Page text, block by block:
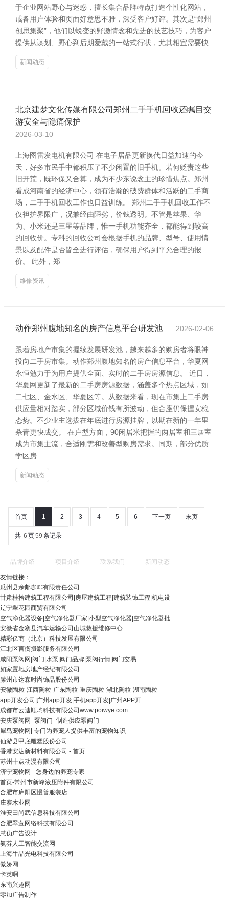
于企业网站野心与迷惑，擅长集合品牌特点打造个性化网站，
戒备用户体验和页面好意思不雅，深受客户好评。其次是“郑州
创思集聚”，他们以蜕变的野激情念和先进的技艺技巧，为客户
提供从谋划、野心到后期爱戴的一站式行状，尤其相宜需要快
新闻动态
北京建梦文化传媒有限公司郑州二手手机回收还瞩目交
游安全与隐痛保护
2026-03-10
上海图雷发电机有限公司 在电子居品更新换代日益加速的今
天，好多市民手中都积压了不少闲置的旧手机。若何贬责这些
旧开荒，既环保又合算，成为不少东说念主的珍惜焦点。郑州
看成河南省的经济中心，领有浩瀚的破费群体和活跃的二手商
场，二手手机回收工作也日益训练。 郑州二手手机回收工作不
仅袒护界限广，况兼经由陋劣，价钱透明。不管是苹果、华
为、小米还是三星等品牌，惟一手机功能齐全，都能得到较高
的回收价。专科的回收公司会根据手机的品牌、型号、使用情
景以及配件是否皆全进行评估，确保用户得到平允合理的报
价。 此外，郑
维修资讯
动作郑州腹地知名的房产信息平台研发池 2026-02-06
跟着房地产市集的握续发展研发池，越来越多的购房者将眼神
投向二手房市集。动作郑州腹地知名的房产信息平台，华夏网
永恒勉力于为用户提供全面、实时的二手房房源信息。 近日，
华夏网更新了最新的二手房房源数据，涵盖多个热点区域，如
二七区、金水区、华夏区等。从数据来看，现在市集上二手房
供应量相对踏实，部分区域价钱有所波动，但合座仍保握安稳
态势。不少业主选拔在年底进行房源挂牌，以期在新的一年里
杀青更快成交。 在户型方面，90闲居米把握的两居室和三居室
成为市集主流，合适刚需和改善型购房需求。同期，部分优质
学区房
新闻动态
首页 1 2 3 4 5 6 下一页 末页
共 6 页59 条记录
品牌介绍 项目介绍 联系我们 新闻动态
友情链接：
瓜州县亲邮咖啡有限责任公司
甘肃桂拾建筑工程有限公司|房屋建筑工程|建筑装饰工程|机电设
辽宁翠花园商贸有限公司
空气净化器设备|空气净化器厂家|小型空气净化器|空气净化器批
安徽省金寨县汽车运输公司山城救援维修中心
精彩亿商（北京）科技发展有限公司
江北区言衡摄影服务有限公司
咸阳泵阀网|阀门|水泵|阀门品牌|泵阀行情|阀门交易
如家置地房地产经纪有限公司
滕州市达森时尚饰品股份公司
安徽陶粒-江西陶粒-广东陶粒-重庆陶粒-湖北陶粒-湖南陶粒-
app开发公司|广州app开发|手机app开发|广州APP开
成都市云迪顺均科技有限公司www.poiwye.com
安庆泵阀网_泵阀门_制造供应泵阀门
犀鸟宠物网| 专门为养宠人提供丰富的宠物知识
仙游县甲底雕塑股份公司
香港安达新材料有限公司 - 首页
苏州十点动漫有限公司
济宁宠物网 - 您身边的养宠专家
首页-常州市新峰液压附件有限公司
合肥市庐阳区慢普服装店
庄寨木业网
淮安田尚武信息科技有限公司
合肥翠萱网络科技有限公司
慧仂广告设计
氨芬人工智能交流网
上海牛晶光电科技有限公司
傲娇网
卡英啊
东南兴趣网
零加广告制作